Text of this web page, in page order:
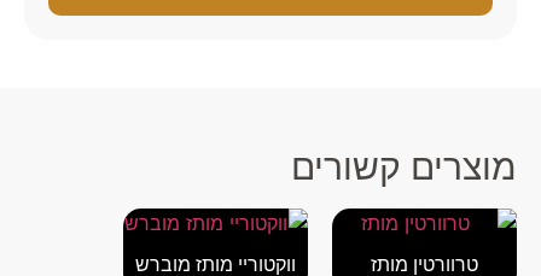
מוצרים קשורים
טרוורטין מותז ווקטוריי מותז מוברש